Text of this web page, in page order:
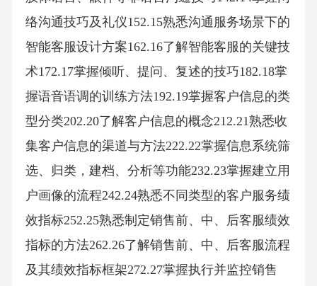
络沟通技巧及礼仪152.15熟悉沟通服务场景下的
智能客服设计方案162.16了解智能客服的关键技
术172.17掌握倾听、提问、复述的技巧182.18掌
握语音语调的训练方法192.19掌握客户信息的类
型分类202.20了解客户信息的概念212.21熟悉收
集客户信息的渠道与方法222.22掌握信息系统筛
选、归类，建档、分析等功能232.23掌握建立用
户画像的流程242.24熟悉不同类型的客户服务绩
效指标252.25熟悉制定销售前、中、后客服绩效
指标的方法262.26了解销售前、中、后客服流程
及其绩效指标框架272.27掌握执行并监控销售